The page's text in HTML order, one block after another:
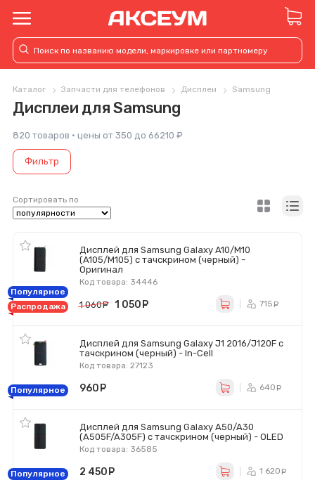
Каталог Запчасти для телефонов Дисплеи Samsung
Дисплеи для Samsung
820 товаров · цены от 350 до 66210 ₽
Фильтр
Сортировать по
Дисплей для Samsung Galaxy A10/M10
(A105/M105) с тачскрином (черный) -
Оригинал
Код товара: 34446
Популярное
Распродажа
1 060 руб.
1 050 715
Дисплей для Samsung Galaxy J1 2016/J120F с
тачскрином (черный) - In-Cell
Код товара: 27123
Популярное 960 640
Дисплей для Samsung Galaxy A50/A30
(A505F/A305F) с тачскрином (черный) - OLED
Код товара: 36585
Популярное 2 450 1 620